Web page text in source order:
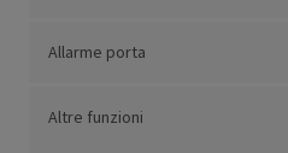
Allarme porta
Altre funzioni